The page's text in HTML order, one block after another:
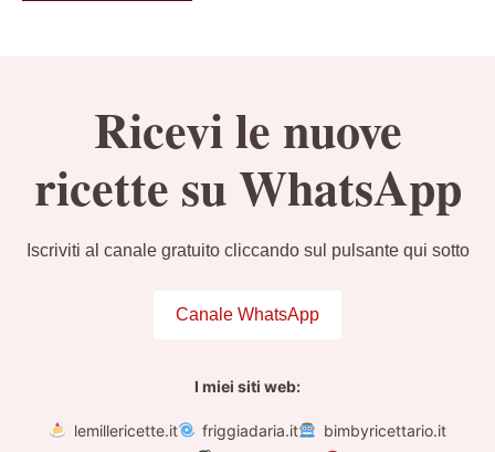
Ricevi le nuove
ricette su WhatsApp
Iscriviti al canale gratuito cliccando sul pulsante qui sotto
Canale WhatsApp
I miei siti web:
lemillericette.it friggiadaria.it
bimbyricettario.it